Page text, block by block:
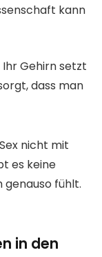
kann
Gehirn setzt
dass man
nicht mit
es keine
genauso fühlt.
in den